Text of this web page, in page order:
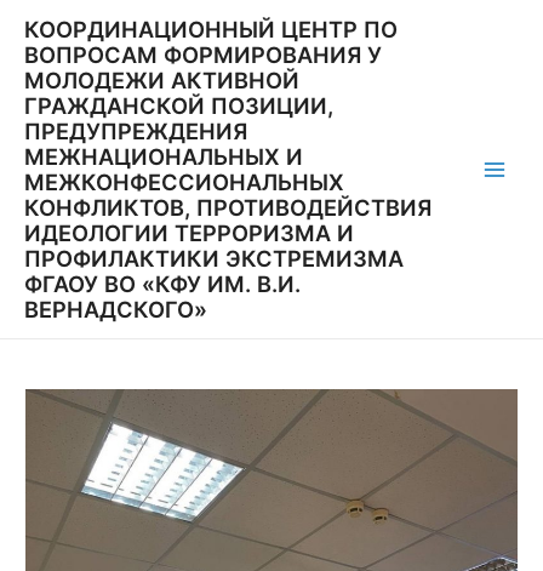
содержимому
КООРДИНАЦИОННЫЙ ЦЕНТР ПО
ВОПРОСАМ ФОРМИРОВАНИЯ У
МОЛОДЕЖИ АКТИВНОЙ
ГРАЖДАНСКОЙ ПОЗИЦИИ,
ПРЕДУПРЕЖДЕНИЯ
МЕЖНАЦИОНАЛЬНЫХ И
МЕЖКОНФЕССИОНАЛЬНЫХ
КОНФЛИКТОВ, ПРОТИВОДЕЙСТВИЯ
ИДЕОЛОГИИ ТЕРРОРИЗМА И
ПРОФИЛАКТИКИ ЭКСТРЕМИЗМА
ФГАОУ ВО «КФУ ИМ. В.И.
ВЕРНАДСКОГО»